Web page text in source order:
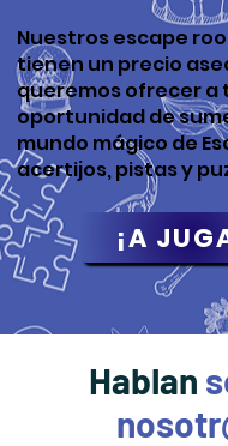
Nuestros escape
tienen un precio
queremos ofrecer a
oportunidad de
mundo mágico de
acertijos, pistas y
¡A
Hablan